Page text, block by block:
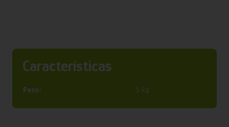
Características
Peso: 5 kg